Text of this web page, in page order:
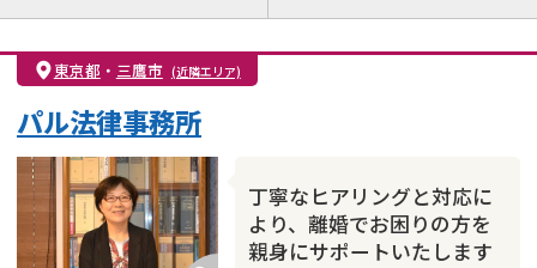
離婚前相談
離婚調停
離婚裁判
親権・面会交流権
DV
モラハラ
不貞・不倫慰謝料請求
国際離婚
財産分与
東京都 ・ 三鷹市 (近隣エリア)
丁寧なヒアリングと対応に
より、離婚でお困りの方を
親身にサポートいたします
パル法律事務所